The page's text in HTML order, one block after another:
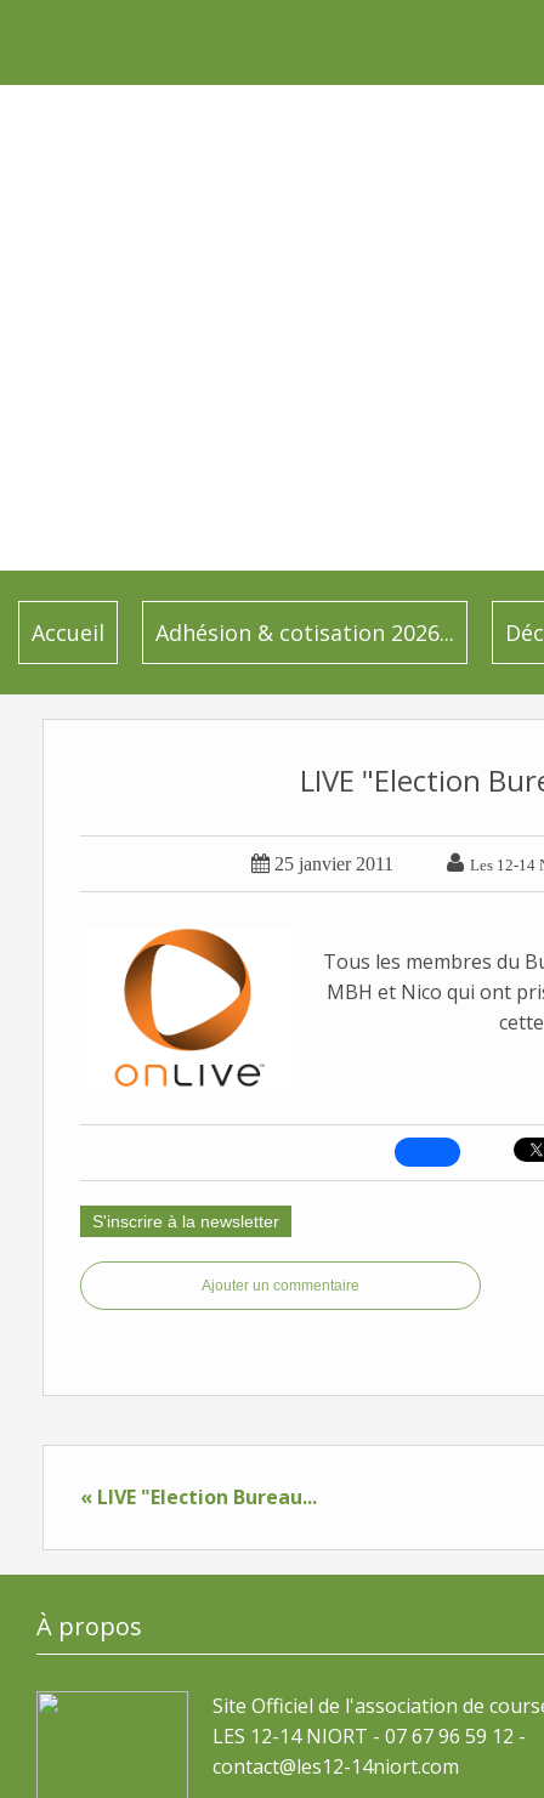
Accueil Adhésion & cotisation 2026...
LIVE "Election
 25 janvier 2011  Les 12-14
Tous les membres du
MBH et Nico qui ont
S'inscrire à la newsletter
Ajouter un commentaire
« LIVE "Election Bureau...
À propos
Site Officiel de l'association de
LES 12-14 NIORT - 07 67 96 59 12 -
contact@les12-14niort.com